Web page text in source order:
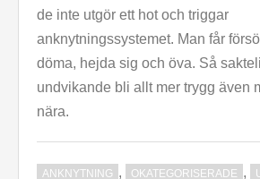
de inte utgör ett hot och triggar
anknytningssystemet. Man får
döma, hejda sig och öva. Så
undvikande bli allt mer trygg även
nära.
ANKNYTNING , OKATEGORISERADE ,